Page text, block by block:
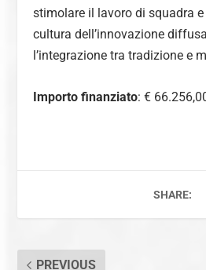
stimolare il lavoro di squadra
cultura dell’innovazione
l’integrazione tra tradizione e
Importo finanziato: €
SHARE:
PREVIOUS